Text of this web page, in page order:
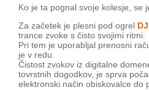
Ko je ta pognal svoje kolesje, se
Za začetek je plesni pod ogrel
trance zvoke s čisto svojimi ritmi.
Pri tem je uporabljal prenosni
je v redu.
Čistost zvokov iz digitalne
tovrstnih dogodkov, je sprva
elektronski način obiskovalce